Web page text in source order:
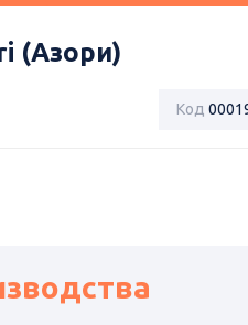
(Азори)
Код